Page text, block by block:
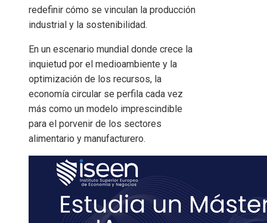
redefinir cómo se vinculan la producción
industrial y la sostenibilidad.
En un escenario mundial donde crece la
inquietud por el medioambiente y la
optimización de los recursos, la
economía circular se perfila cada vez
más como un modelo imprescindible
para el porvenir de los sectores
alimentario y manufacturero.